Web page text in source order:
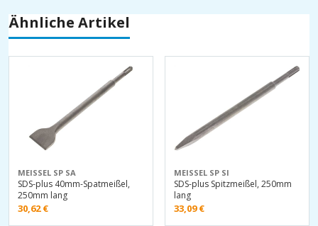
Ähnliche Artikel
MEISSEL SP SA
SDS-plus 40mm-Spatmeißel,
250mm lang
30,62€
MEISSEL SP SI
SDS-plus Spitzmeißel, 250mm
lang
33,09€